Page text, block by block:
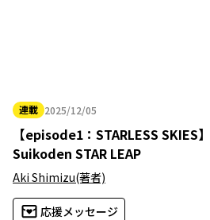
連載 2025/12/05
2025年12月05日
【episode1：STARLESS SKIES】
Suikoden STAR LEAP
Aki Shimizu(著者)
応援メッセージ